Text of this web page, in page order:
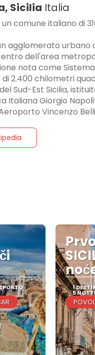
Sicilia Italia
comune italiano di
agglomerato urbano
dell'area
nota come
2.400 chilometri
Sud-Est Sicilia,
Italiana Giorgio
Vincenzo
1
5